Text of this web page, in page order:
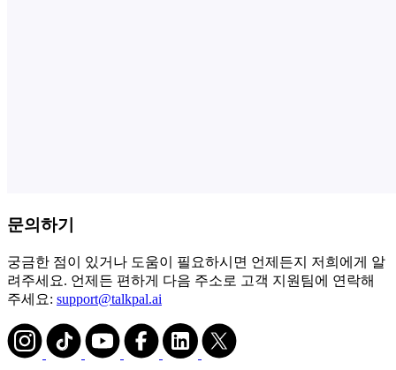
문의하기
궁금한 점이 있거나 도움이 필요하시면 언제든지 저희에게 알
려주세요. 언제든 편하게 다음 주소로 고객 지원팀에 연락해
주세요: support@talkpal.ai